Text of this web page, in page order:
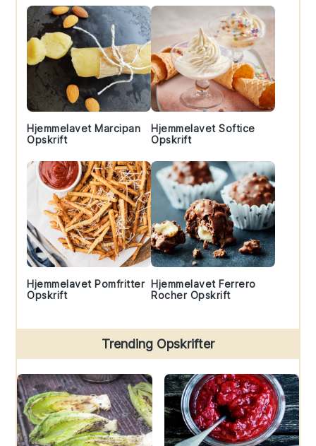
Hjemmelavet Marcipan
Opskrift
Hjemmelavet Softice
Opskrift
Hjemmelavet Pomfritter
Opskrift
Hjemmelavet Ferrero
Rocher Opskrift
Trending Opskrifter